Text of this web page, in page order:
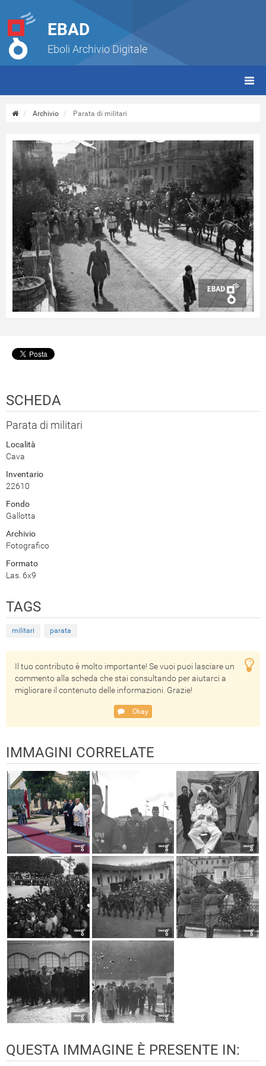
EBAD
Eboli Archivio Digitale
Archivio Parata di militari
SCHEDA
Parata di militari
Località
Cava
Inventario
22610
Fondo
Gallotta
Archivio
Fotografico
Formato
Las. 6x9
TAGS
militari parata
Il tuo contributo è molto importante! Se vuoi puoi lasciare un
commento alla scheda che stai consultando per aiutarci a
migliorare il contenuto delle informazioni. Grazie!
Okay
IMMAGINI CORRELATE
QUESTA IMMAGINE È PRESENTE IN: